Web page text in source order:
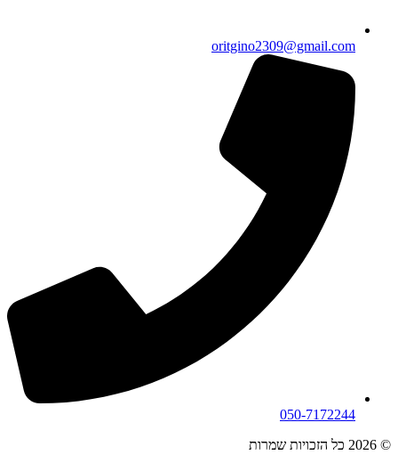
oritgino2309@gmail.com
050-7172244
© 2026 כל הזכויות שמרות